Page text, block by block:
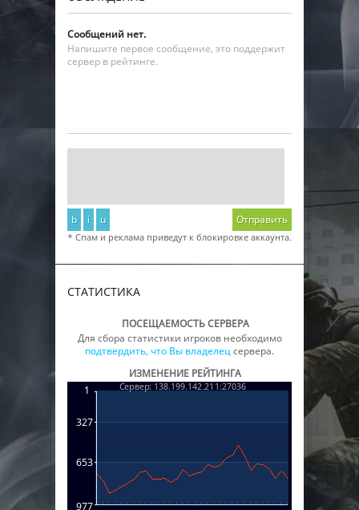
Сообщений нет.
Напишите первое сообщение, это поддержит
сервер в рейтинге.
b i u Отправить
* Спам и реклама приведут к блокировке аккаунта.
СТАТИСТИКА
ПОСЕЩАЕМОСТЬ СЕРВЕРА
Для сбора статистики игроков необходимо
подтвердить, что Вы владелецсервера.
ИЗМЕНЕНИЕ РЕЙТИНГА